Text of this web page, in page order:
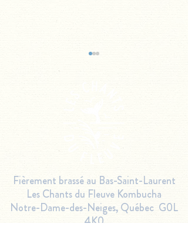
Mocktail Basilic
Notre-Dame-des-
Fièrement brassé au Bas-Saint-Laurent
Les Chants du Fleuve Kombucha
Notre-Dame-des-Neiges,Québec G0L
4K0